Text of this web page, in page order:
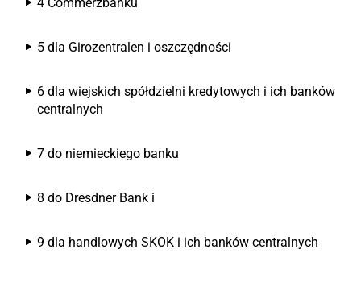
5 dla Girozentralen i oszczędności
6 dla wiejskich spółdzielni kredytowych i ich banków
centralnych
7 do niemieckiego banku
8 do Dresdner Bank i
9 dla handlowych SKOK i ich banków centralnych